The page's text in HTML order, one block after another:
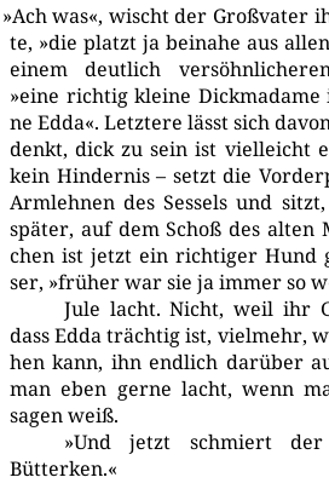
»Ach was«, wischt der Groß­va­ter
te, »die platzt ja bei­na­he aus
einem deut­lich
»eine rich­tig klei­ne
ne Edda«. Letz­te­re lässt sich
denkt, dick zu sein ist viel­leicht
kein Hin­der­nis – setzt die
Arm­leh­nen des Ses­sels und
spä­ter, auf dem Schoß des alten
chen ist jetzt ein rich­ti­ger Hund
ser, »frü­her war sie ja immer so
Jule lacht. Nicht, weil ihr
dass Edda träch­tig ist, viel­mehr,
hen kann, ihn end­lich dar­über
man eben ger­ne lacht, wenn
sagen weiß.
»Und jetzt schmiert
Bütterken.«